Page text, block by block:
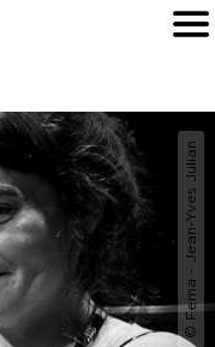
© Fema - Jean-Yves Julian